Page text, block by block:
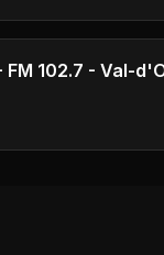
FM 102.7 - Val-